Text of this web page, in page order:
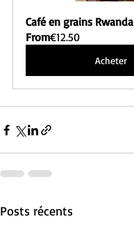
Café en grains Rwanda
From€12.50
Acheter
Posts récents